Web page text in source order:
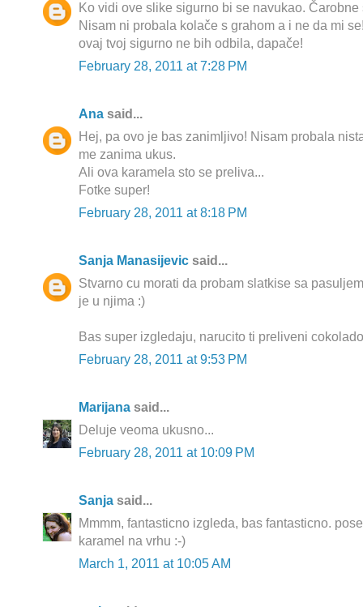
Ko vidi ove slike sigurno bi se navukao. Čarobne
Nisam ni probala kolače s grahom a i ne da mi
ovaj tvoj sigurno ne bih odbila, dapače!
February 28, 2011 at 7:28 PM
Ana said...
Hej, pa ovo je bas zanimljivo! Nisam probala
me zanima ukus.
Ali ova karamela sto se preliva...
Fotke super!
February 28, 2011 at 8:18 PM
Sanja Manasijevic said...
Stvarno cu morati da probam slatkise sa
je u njima :)
Bas super izgledaju, narucito ti preliveni
February 28, 2011 at 9:53 PM
Marijana said...
Deluje veoma ukusno...
February 28, 2011 at 10:09 PM
Sanja said...
Mmmm, fantasticno izgleda, bas fantasticno.
karamel na vrhu :-)
March 1, 2011 at 10:05 AM